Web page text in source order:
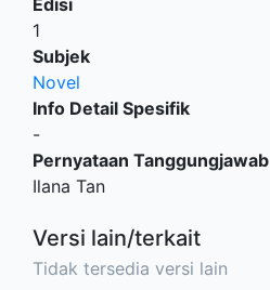
Edisi
1
Subjek
Novel
Info Detail Spesifik
-
Pernyataan Tanggungjawab
Ilana Tan
Versi lain/terkait
Tidak tersedia versi lain